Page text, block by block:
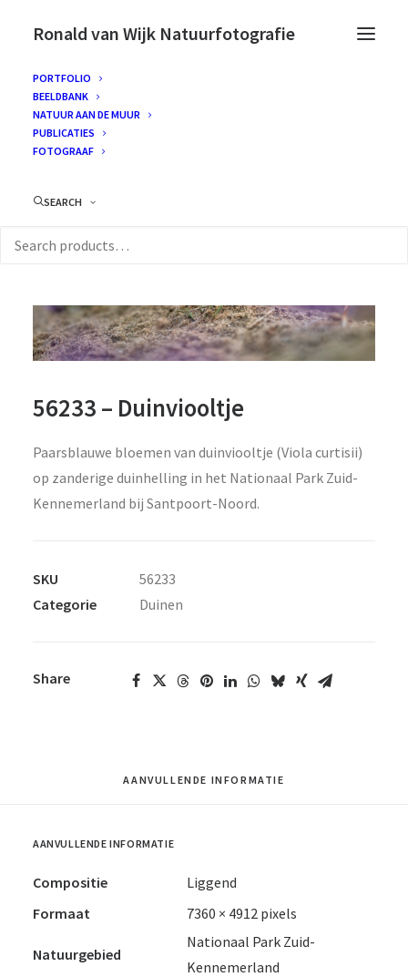
Ronald van Wijk Natuurfotografie
PORTFOLIO
BEELDBANK
NATUUR AAN DE MUUR
PUBLICATIES
FOTOGRAAF
SEARCH
56233 – Duinviooltje
Paarsblauwe bloemen van duinviooltje (Viola curtisii)
op zanderige duinhelling in het Nationaal Park Zuid-
Kennemerland bij Santpoort-Noord.
SKU
56233
Categorie
Duinen
Share
AANVULLENDE INFORMATIE
AANVULLENDE INFORMATIE
Compositie
Liggend
Formaat
7360 × 4912 pixels
Natuurgebied
Nationaal Park Zuid-
Kennemerland